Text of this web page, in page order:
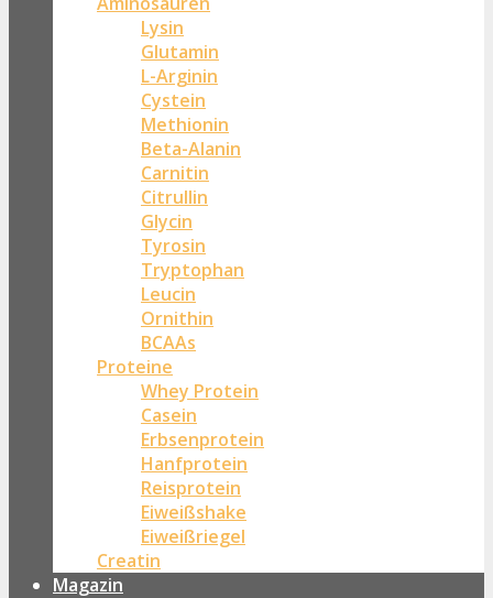
Lysin
Glutamin
L-Arginin
Cystein
Methionin
Beta-Alanin
Carnitin
Citrullin
Glycin
Tyrosin
Tryptophan
Leucin
Ornithin
BCAAs
Proteine
Whey Protein
Casein
Erbsenprotein
Hanfprotein
Reisprotein
Eiweißshake
Eiweißriegel
Creatin
Magazin